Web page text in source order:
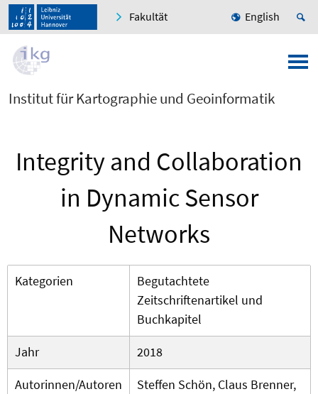
Fakultät English
Institut für Kartographie und Geoinformatik
Integrity and Collaboration
in Dynamic Sensor
Networks
Kategorien
Begutachtete
Zeitschriftenartikel und
Buchkapitel
Jahr
2018
Autorinnen/Autoren
Steffen Schön, Claus Brenner,